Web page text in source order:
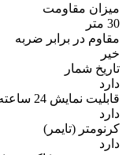
میزان مقاومت
30 متر
مقاوم در برابر ضربه
خیر
تاریخ شمار
دارد
قابلیت نمایش 24 ساعته
دارد
کرنومتر (تایمر)
دارد